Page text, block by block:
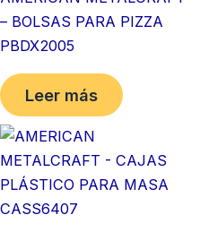
– BOLSAS PARA PIZZA
PBDX2005
Leer más